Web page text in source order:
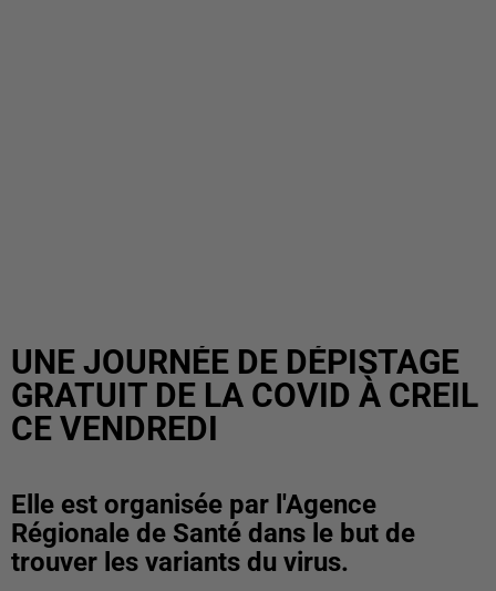
UNE JOURNÉE DE DÉPISTAGE
GRATUIT DE LA COVID À CREIL
CE VENDREDI
Elle est organisée par l'Agence
Régionale de Santé dans le but de
trouver les variants du virus.